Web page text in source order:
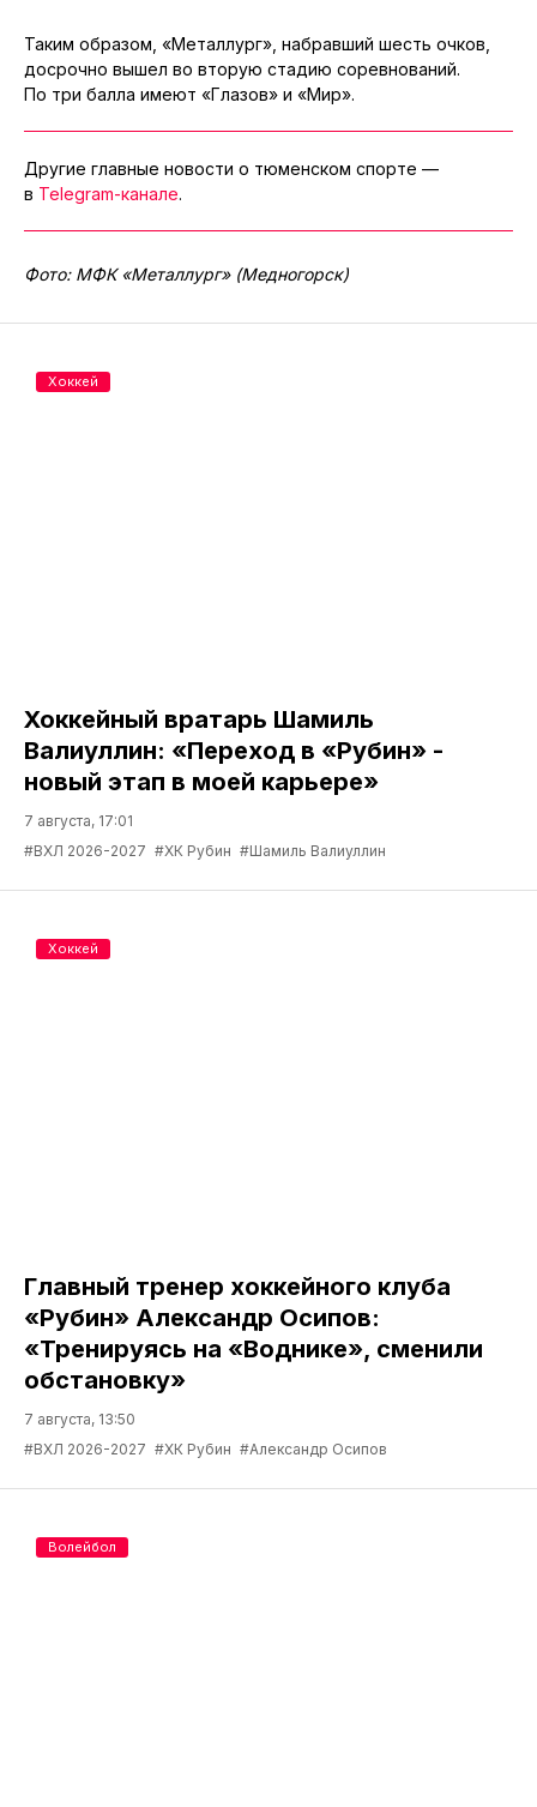
Таким образом, «Металлург», набравший шесть очков,
досрочно вышел во вторую стадию соревнований.
По три балла имеют «Глазов» и «Мир».
Другие главные новости о тюменском спорте —
в Telegram-канале.
Фото: МФК «Металлург» (Медногорск)
Хоккейный вратарь Шамиль
Валиуллин: «Переход в «Рубин» -
новый этап в моей карьере»
7 августа, 17:01
#ВХЛ 2026-2027 #ХК Рубин #Шамиль Валиуллин
Хоккей
Главный тренер хоккейного клуба
«Рубин» Александр Осипов:
«Тренируясь на «Воднике», сменили
обстановку»
7 августа, 13:50
#ВХЛ 2026-2027 #ХК Рубин #Александр Осипов
Хоккей
Волейбол